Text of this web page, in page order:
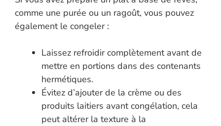
comme une purée ou un ragoût, vous pouvez
également le congeler :
Laissez refroidir complètement avant de
mettre en portions dans des contenants
hermétiques.
Évitez d’ajouter de la crème ou des
produits laitiers avant congélation, cela
peut altérer la texture à la